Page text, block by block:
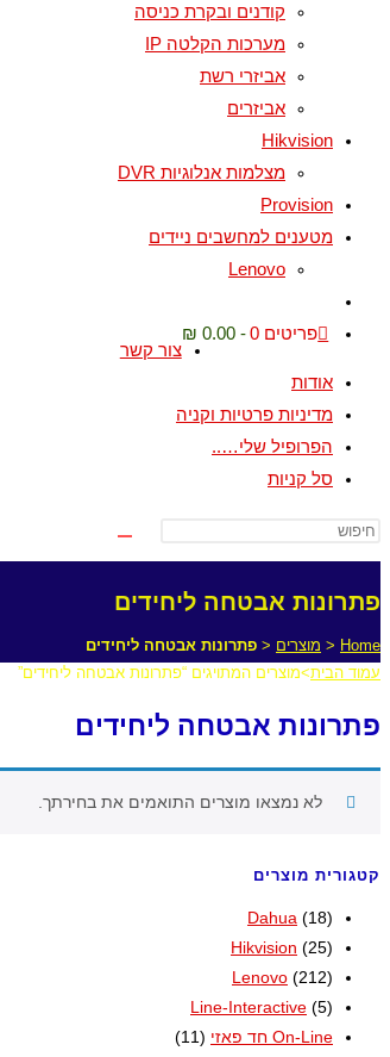
קודנים ובקרת כניסה
מערכות הקלטה IP
אביזרי רשת
אביזרים
Hikvision
מצלמות אנלוגיות DVR
Provision
מטענים למחשבים ניידים
Lenovo
פריטים 0
0.00 ₪
צור קשר
אודות
מדיניות פרטיות וקניה
הפרופיל שלי…..
סל קניות
פתרונות אבטחה ליחידים
Home
< מוצרים < פתרונות אבטחה ליחידים
עמוד הבית>מוצרים המתויגים “פתרונות אבטחה ליחידים”
פתרונות אבטחה ליחידים
לא נמצאו מוצרים התואמים את בחירתך.
קטגורית מוצרים
Dahua (18)
Hikvision (25)
Lenovo (212)
Line-Interactive (5)
On-Line חד פאזי
(11)